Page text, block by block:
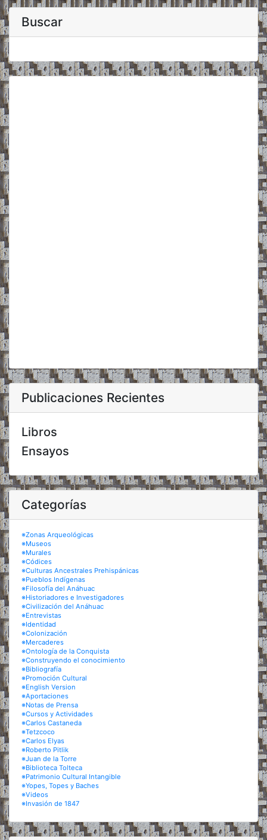
Buscar
Publicaciones Recientes
Libros
Ensayos
Categorías
※Zonas Arqueológicas
※Museos
※Murales
※Códices
※Culturas Ancestrales Prehispánicas
※Pueblos Indígenas
※Filosofía del Anáhuac
※Historiadores e Investigadores
※Civilización del Anáhuac
※Entrevistas
※Identidad
※Colonización
※Mercaderes
※Ontología de la Conquista
※Construyendo el conocimiento
※Bibliografía
※Promoción Cultural
※English Version
※Aportaciones
※Notas de Prensa
※Cursos y Actividades
※Carlos Castaneda
※Tetzcoco
※Carlos Elyas
※Roberto Pitlik
※Juan de la Torre
※Biblioteca Tolteca
※Patrimonio Cultural Intangible
※Yopes, Topes y Baches
※Videos
※Invasión de 1847